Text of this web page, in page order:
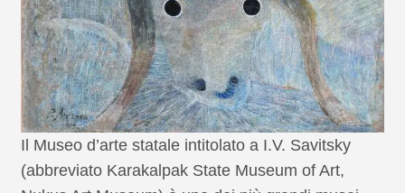
Il Museo d’arte statale intitolato a I.V. Savitsky
(abbreviato Karakalpak State Museum of Art,